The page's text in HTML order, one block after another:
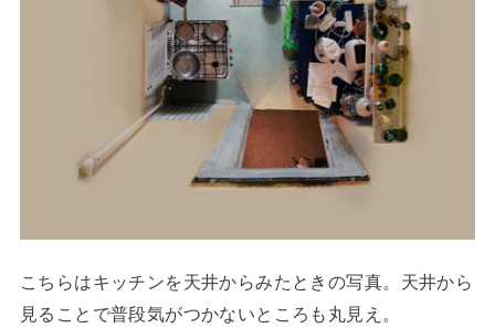
こちらはキッチンを天井からみたときの写真。天井から
見ることで普段気がつかないところも丸見え。